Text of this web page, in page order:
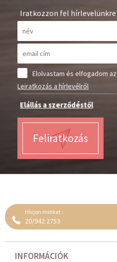
Iratkozzon fel hírlevelünkre
Elolvastam és elfogadom az
Leiratkozás a hírlevélről
Elállás a szerződéstől
Feliratkozás
Hívjon minket :
20/942 2753
INFORMÁCIÓK